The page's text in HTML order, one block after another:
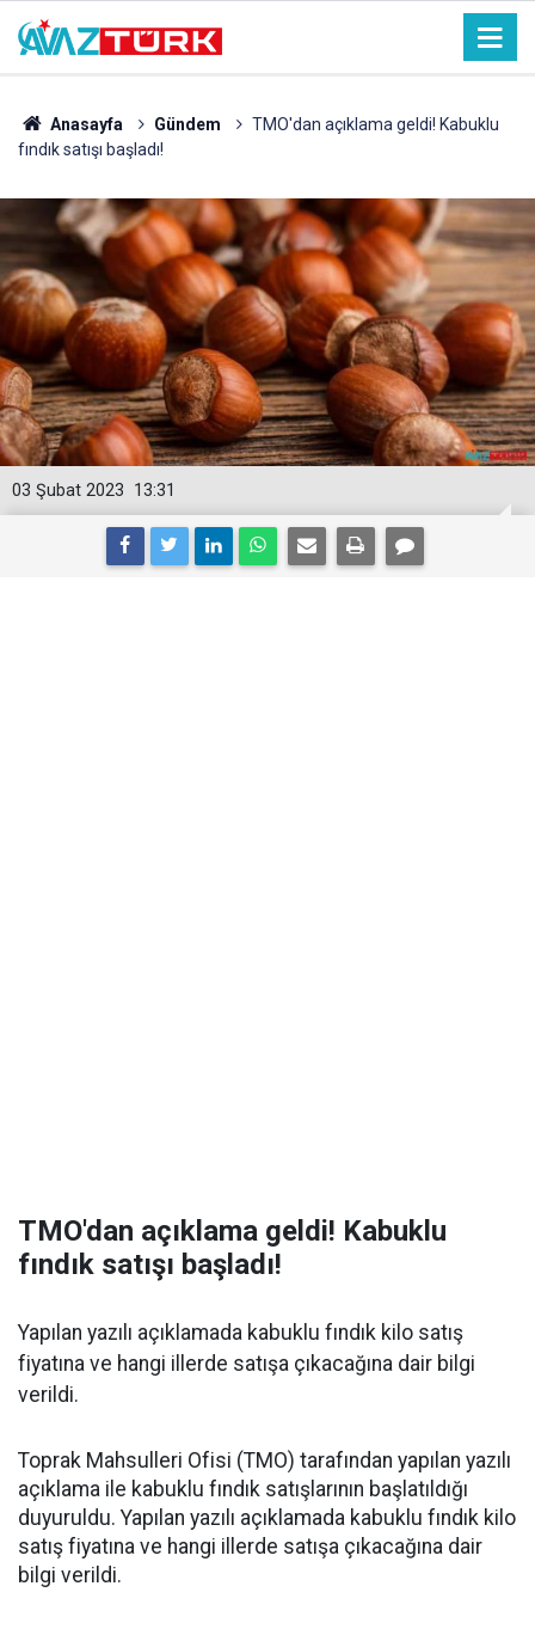
Anasayfa Gündem
TMO'dan açıklama geldi! Kabuklu
fındık satışı başladı!
13:31
03 Şubat 2023
TMO'dan açıklama geldi! Kabuklu
fındık satışı başladı!
Yapılan yazılı açıklamada kabuklu fındık kilo satış
fiyatına ve hangi illerde satışa çıkacağına dair bilgi
verildi.
Toprak Mahsulleri Ofisi (TMO) tarafından yapılan yazılı
açıklama ile kabuklu fındık satışlarının başlatıldığı
duyuruldu. Yapılan yazılı açıklamada kabuklu fındık kilo
satış fiyatına ve hangi illerde satışa çıkacağına dair
bilgi verildi.